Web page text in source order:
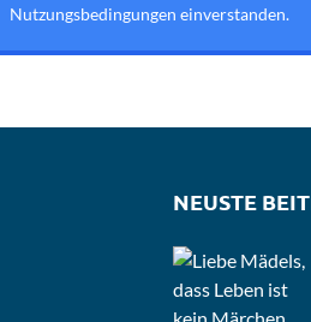
Nutzungsbedingungen einverstanden.
NEUSTE